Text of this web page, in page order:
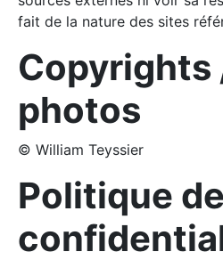
fait de la nature des sites
Copyrights
photos
© William Teyssier
Politique de